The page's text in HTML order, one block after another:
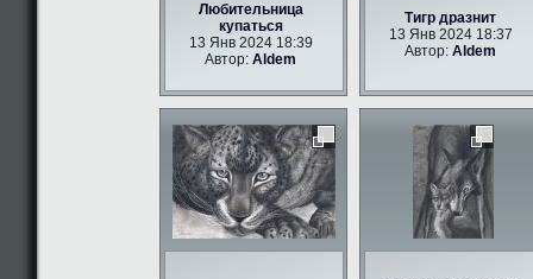
Любительница
купаться
13 Янв 2024 18:39
Автор:Aldem
Тигр дразнит
13 Янв 2024 18:37
Автор:Aldem